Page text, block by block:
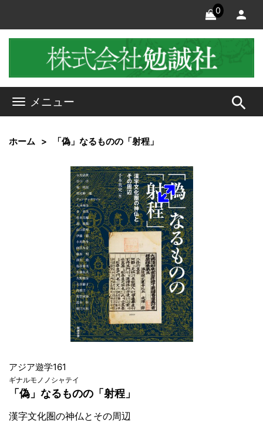
0
メニュー search
ホーム 「偽」なるものの「射程」
アジア遊学161
ギナルモノノシャテイ
「偽」なるものの「射程」
漢字文化圏の神仏とその周辺